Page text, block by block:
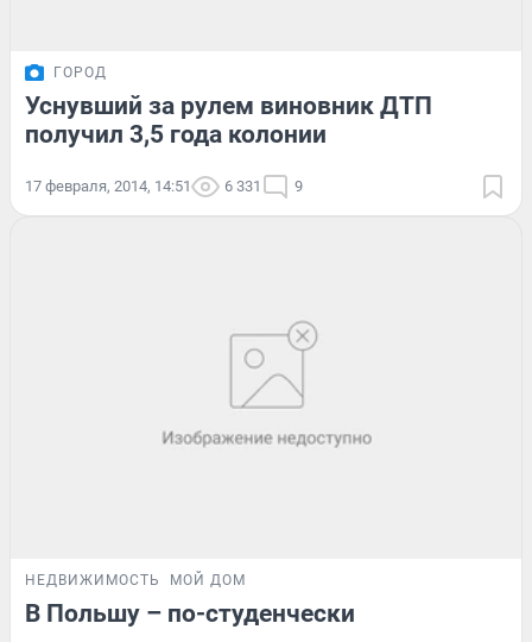
ГОРОД
Уснувший за рулем виновник ДТП
получил 3,5 года колонии
17 февраля, 2014, 14:51 6 331 9
НЕДВИЖИМОСТЬ МОЙ ДОМ
В Польшу – по-студенчески